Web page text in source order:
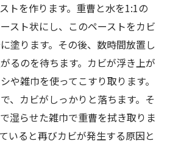
トを作ります。重曹と水を1:1の
スト状にし、このペーストをカビ
塗ります。その後、数時間放置し
るのを待ちます。カビが浮き上が
や雑巾を使ってこすり取ります。
、カビがしっかりと落ちます。そ
湿らせた雑巾で重曹を拭き取りま
いると再びカビが発生する原因と